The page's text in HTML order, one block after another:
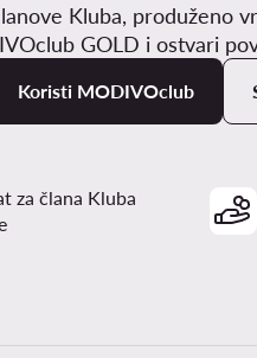
Kluba, produženo
GOLD i ostvari
Koristi MODIVOclub
za člana Kluba